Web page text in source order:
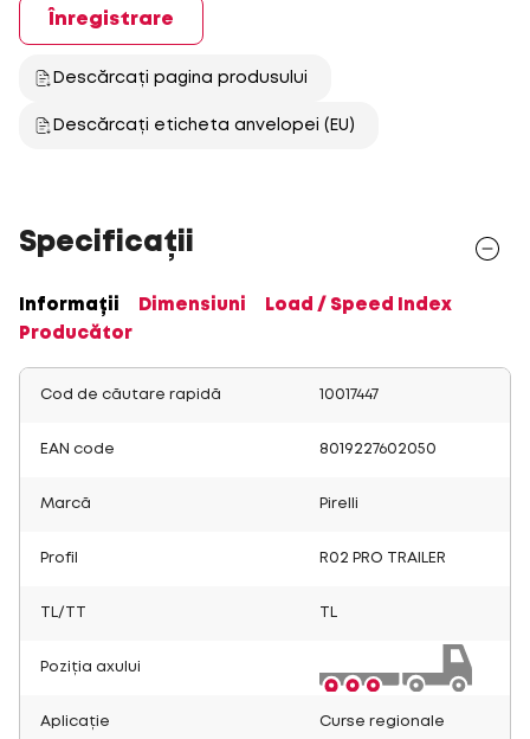
Înregistrare
Descărcați pagina produsului
Descărcați eticheta anvelopei (EU)
Specificații
Informații Dimensiuni
Load / Speed Index
Producător
Cod de căutare rapidă 10017447
EAN code 8019227602050
Marcă Pirelli
Profil R02 PRO TRAILER
TL/TT
Poziția axului
Aplicație Curse regionale